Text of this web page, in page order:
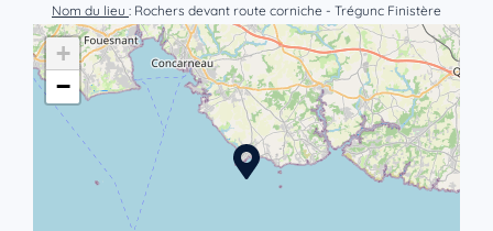
Nom du lieu : Rochers devant route corniche - Trégunc Finistère
+
−